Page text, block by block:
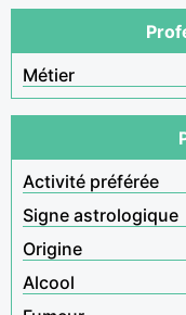
Métier
Activité préférée
Signe astrologique
Origine
Alcool